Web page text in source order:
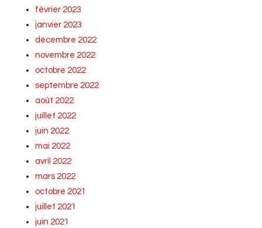
février 2023
janvier 2023
décembre 2022
novembre 2022
octobre 2022
septembre 2022
août 2022
juillet 2022
juin 2022
mai 2022
avril 2022
mars 2022
octobre 2021
juillet 2021
juin 2021